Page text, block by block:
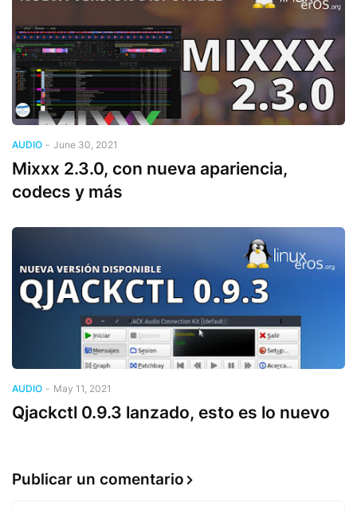
AUDIO - June 30, 2021
Mixxx 2.3.0, con nueva apariencia,
codecs y más
AUDIO - May 11, 2021
Qjackctl 0.9.3 lanzado, esto es lo nuevo
Publicar un comentario